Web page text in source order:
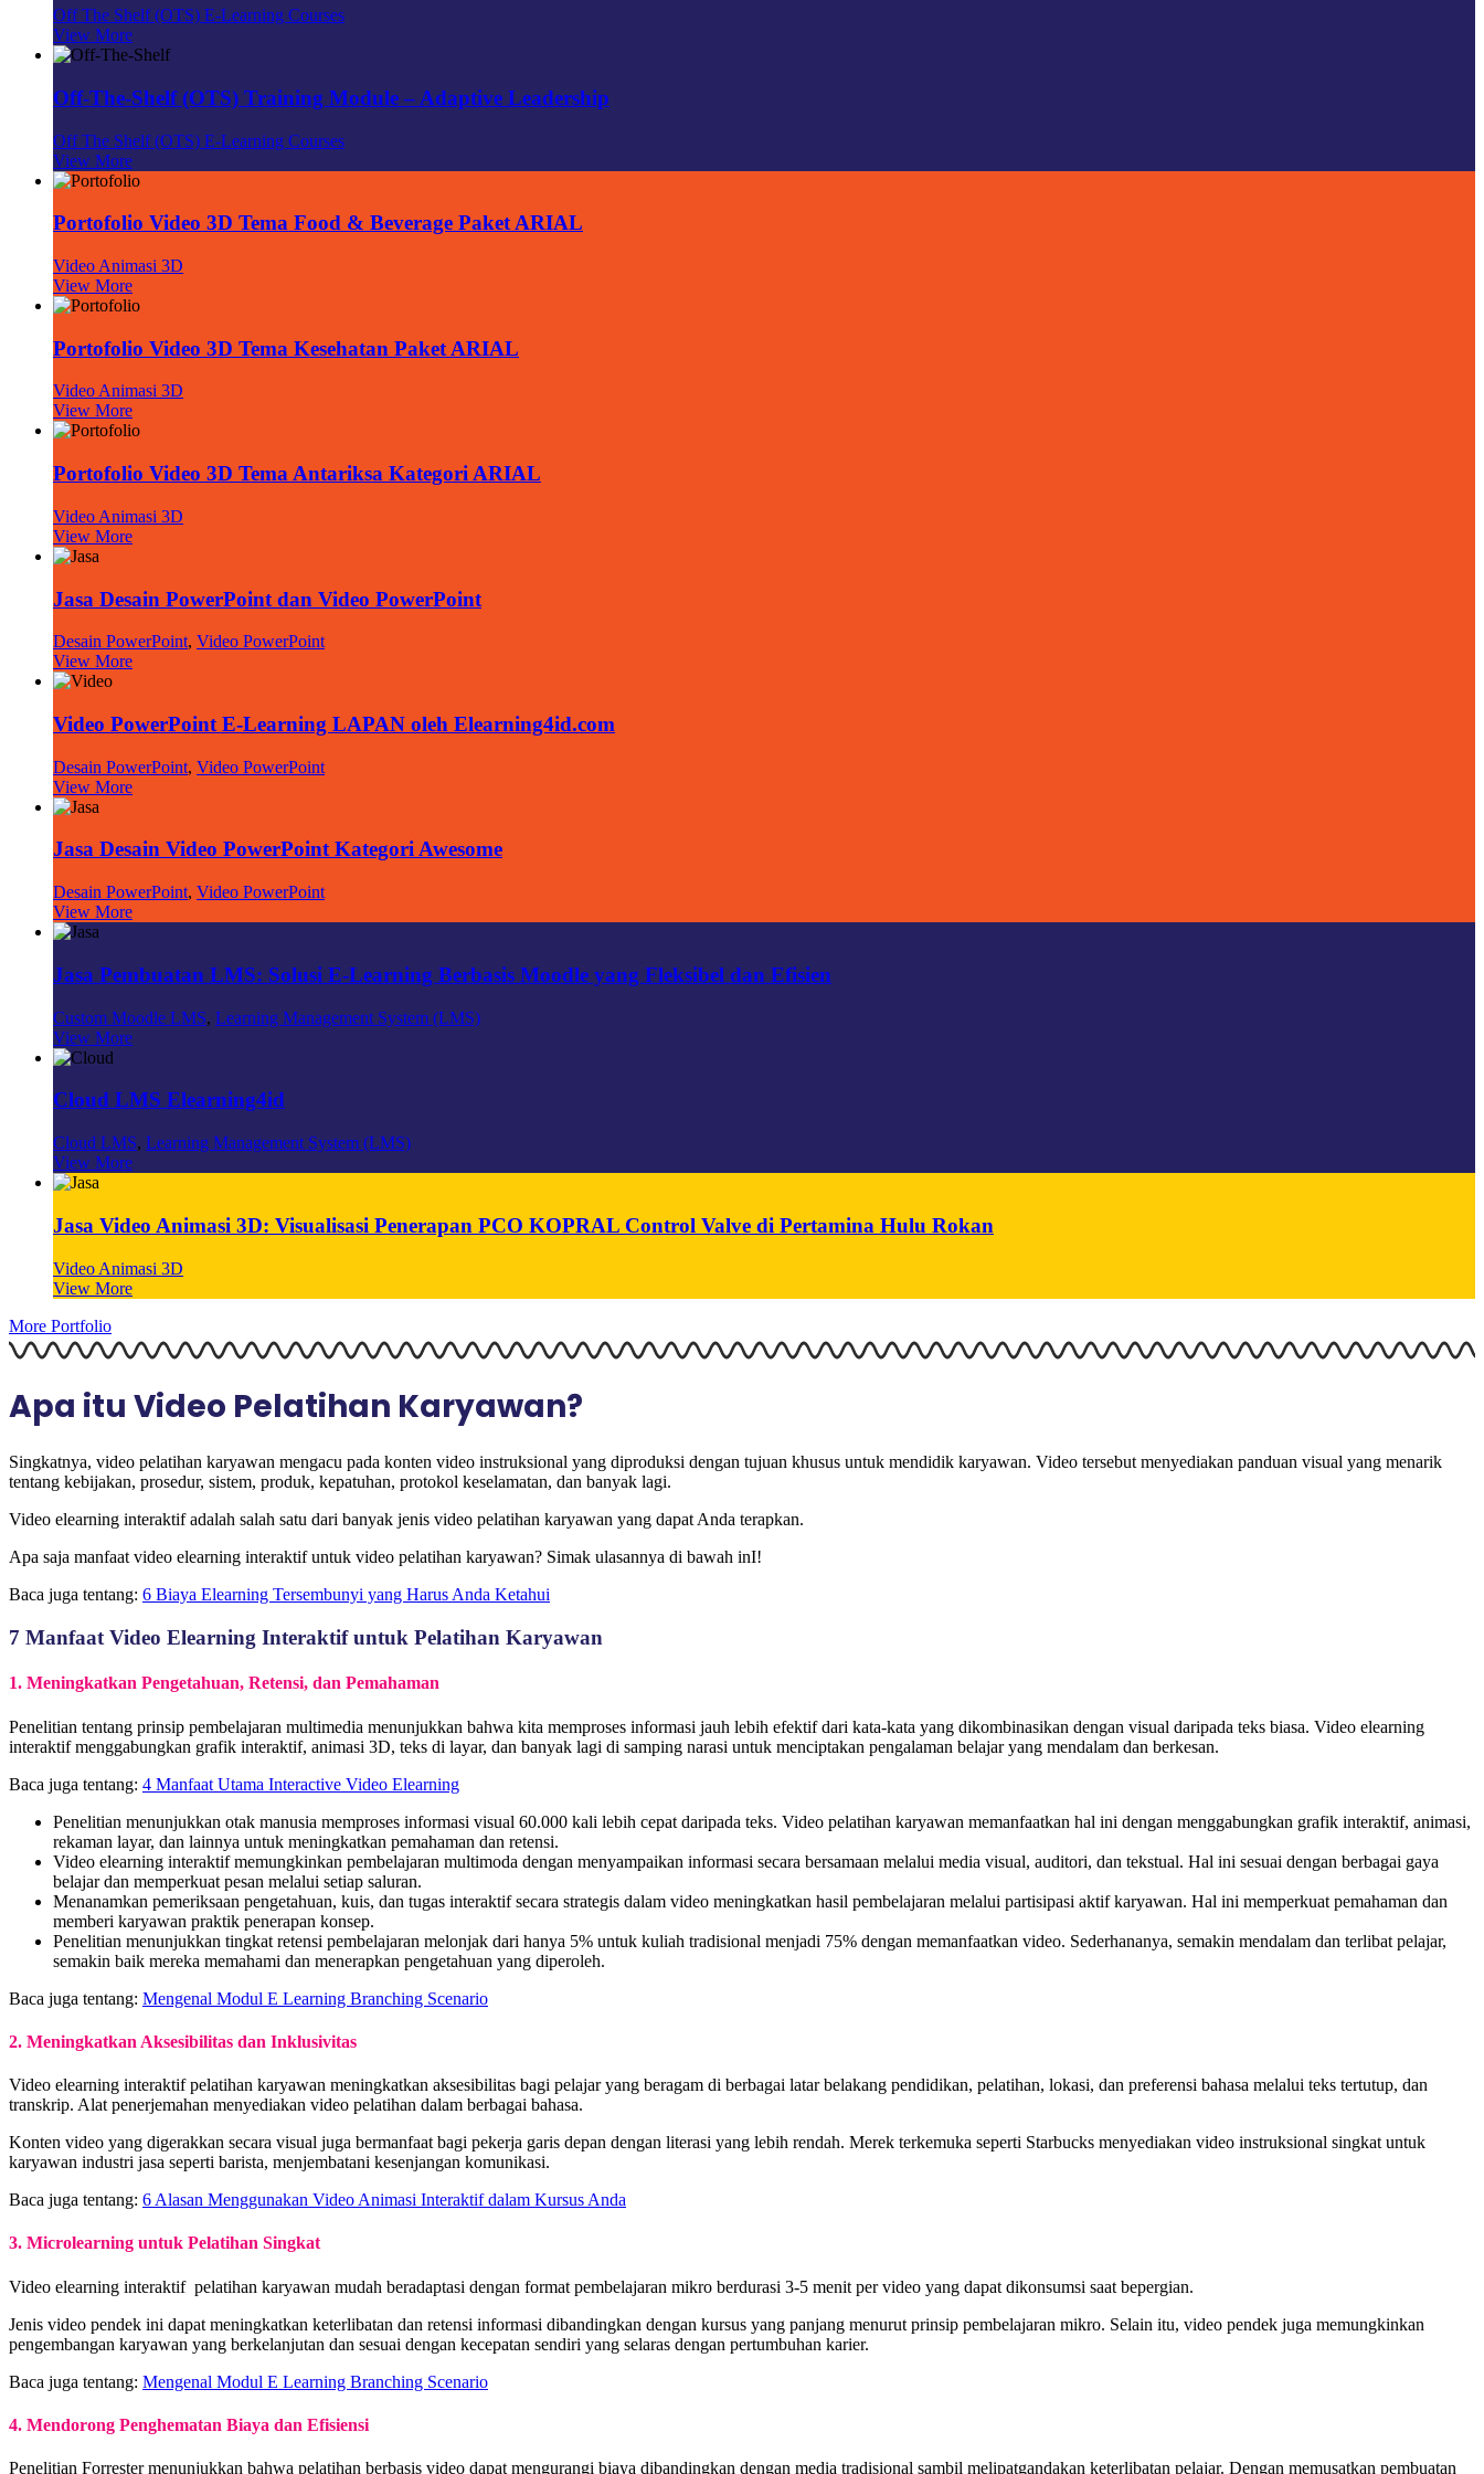
Off The Shelf (OTS) E-Learning Courses
View More
Off-The-Shelf (OTS) Training Module – Adaptive Leadership
Off The Shelf (OTS) E-Learning Courses
View More
Portofolio Video 3D Tema Food & Beverage Paket ARIAL
Video Animasi 3D
View More
Portofolio Video 3D Tema Kesehatan Paket ARIAL
Video Animasi 3D
View More
Portofolio Video 3D Tema Antariksa Kategori ARIAL
Video Animasi 3D
View More
Jasa Desain PowerPoint dan Video PowerPoint
Desain PowerPoint, Video PowerPoint
View More
Video PowerPoint E-Learning LAPAN oleh Elearning4id.com
Desain PowerPoint, Video PowerPoint
View More
Jasa Desain Video PowerPoint Kategori Awesome
Desain PowerPoint, Video PowerPoint
View More
Jasa Pembuatan LMS: Solusi E-Learning Berbasis Moodle yang Fleksibel dan Efisien
Custom Moodle LMS, Learning Management System (LMS)
View More
Cloud LMS Elearning4id
Cloud LMS, Learning Management System (LMS)
View More
Jasa Video Animasi 3D: Visualisasi Penerapan PCO KOPRAL Control Valve di Pertamina Hulu Rokan
Video Animasi 3D
View More
More Portfolio
Apa itu Video Pelatihan Karyawan?
Singkatnya, video pelatihan karyawan mengacu pada konten video instruksional yang diproduksi dengan tujuan khusus untuk mendidik karyawan. Video tersebut menyediakan panduan visual yang menarik
tentang kebijakan, prosedur, sistem, produk, kepatuhan, protokol keselamatan, dan banyak lagi.
Video elearning interaktif adalah salah satu dari banyak jenis video pelatihan karyawan yang dapat Anda terapkan.
Apa saja manfaat video elearning interaktif untuk video pelatihan karyawan? Simak ulasannya di bawah inI!
Baca juga tentang: 6 Biaya Elearning Tersembunyi yang Harus Anda Ketahui
7 Manfaat Video Elearning Interaktif untuk Pelatihan Karyawan
1. Meningkatkan Pengetahuan, Retensi, dan Pemahaman
Penelitian tentang prinsip pembelajaran multimedia menunjukkan bahwa kita memproses informasi jauh lebih efektif dari kata-kata yang dikombinasikan dengan visual daripada teks biasa. Video elearning
interaktif menggabungkan grafik interaktif, animasi 3D, teks di layar, dan banyak lagi di samping narasi untuk menciptakan pengalaman belajar yang mendalam dan berkesan.
Baca juga tentang: 4 Manfaat Utama Interactive Video Elearning
Penelitian menunjukkan otak manusia memproses informasi visual 60.000 kali lebih cepat daripada teks. Video pelatihan karyawan memanfaatkan hal ini dengan menggabungkan grafik interaktif, animasi,
rekaman layar, dan lainnya untuk meningkatkan pemahaman dan retensi.
Video elearning interaktif memungkinkan pembelajaran multimoda dengan menyampaikan informasi secara bersamaan melalui media visual, auditori, dan tekstual. Hal ini sesuai dengan berbagai gaya
belajar dan memperkuat pesan melalui setiap saluran.
Menanamkan pemeriksaan pengetahuan, kuis, dan tugas interaktif secara strategis dalam video meningkatkan hasil pembelajaran melalui partisipasi aktif karyawan. Hal ini memperkuat pemahaman dan
memberi karyawan praktik penerapan konsep.
Penelitian menunjukkan tingkat retensi pembelajaran melonjak dari hanya 5% untuk kuliah tradisional menjadi 75% dengan memanfaatkan video. Sederhananya, semakin mendalam dan terlibat pelajar,
semakin baik mereka memahami dan menerapkan pengetahuan yang diperoleh.
Baca juga tentang: Mengenal Modul E Learning Branching Scenario
2. Meningkatkan Aksesibilitas dan Inklusivitas
Video elearning interaktif pelatihan karyawan meningkatkan aksesibilitas bagi pelajar yang beragam di berbagai latar belakang pendidikan, pelatihan, lokasi, dan preferensi bahasa melalui teks tertutup, dan
transkrip. Alat penerjemahan menyediakan video pelatihan dalam berbagai bahasa.
Konten video yang digerakkan secara visual juga bermanfaat bagi pekerja garis depan dengan literasi yang lebih rendah. Merek terkemuka seperti Starbucks menyediakan video instruksional singkat untuk
karyawan industri jasa seperti barista, menjembatani kesenjangan komunikasi.
Baca juga tentang: 6 Alasan Menggunakan Video Animasi Interaktif dalam Kursus Anda
3. Microlearning untuk Pelatihan Singkat
Video elearning interaktif pelatihan karyawan mudah beradaptasi dengan format pembelajaran mikro berdurasi 3-5 menit per video yang dapat dikonsumsi saat bepergian.
Jenis video pendek ini dapat meningkatkan keterlibatan dan retensi informasi dibandingkan dengan kursus yang panjang menurut prinsip pembelajaran mikro. Selain itu, video pendek juga memungkinkan
pengembangan karyawan yang berkelanjutan dan sesuai dengan kecepatan sendiri yang selaras dengan pertumbuhan karier.
Baca juga tentang: Mengenal Modul E Learning Branching Scenario
4. Mendorong Penghematan Biaya dan Efisiensi
Penelitian Forrester menunjukkan bahwa pelatihan berbasis video dapat mengurangi biaya dibandingkan dengan media tradisional sambil melipatgandakan keterlibatan pelajar. Dengan memusatkan pembuatan